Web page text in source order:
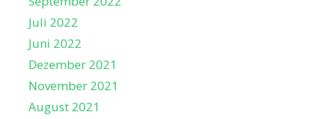
Juli 2022
Juni 2022
Dezember 2021
November 2021
August 2021